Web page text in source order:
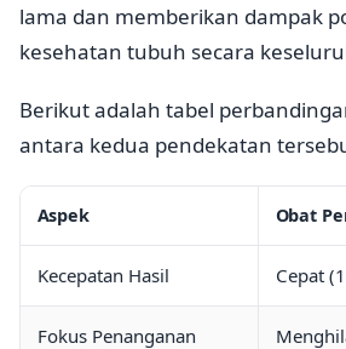
lama dan memberikan dampak
kesehatan tubuh secara
Berikut adalah tabel
antara kedua pendekatan
Aspek Obat
Kecepatan Hasil Cepat
Fokus Penanganan